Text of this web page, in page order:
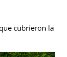
cubrieron la